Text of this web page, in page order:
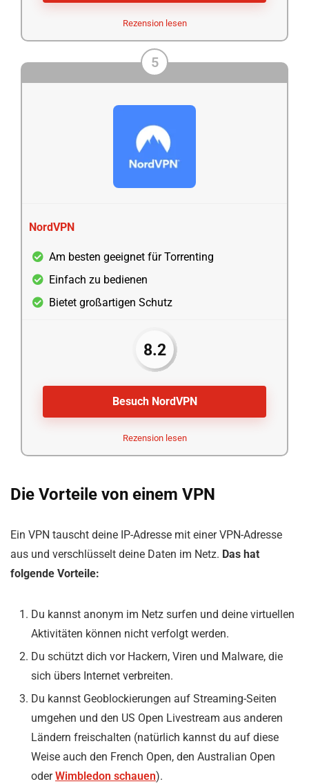
Rezension lesen
5
NordVPN
Am besten geeignet für Torrenting
Einfach zu bedienen
Bietet großartigen Schutz
8.2
Besuch NordVPN
Rezension lesen
Die Vorteile von einem VPN
Ein VPN tauscht deine IP-Adresse mit einer VPN-Adresse
aus und verschlüsselt deine Daten im Netz. Das hat
folgende Vorteile:
Du kannst anonym im Netz surfen und deine virtuellen
Aktivitäten können nicht verfolgt werden.
Du schützt dich vor Hackern, Viren und Malware, die
sich übers Internet verbreiten.
Du kannst Geoblockierungen auf Streaming-Seiten
umgehen und den US Open Livestream aus anderen
Ländern freischalten (natürlich kannst du auf diese
Weise auch den French Open, den Australian Open
oderWimbledon schauen).